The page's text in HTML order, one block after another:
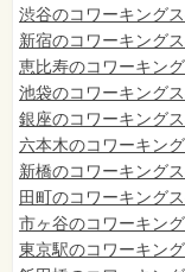
渋谷のコワーキング
新宿のコワーキング
恵比寿のコワーキン
池袋のコワーキング
銀座のコワーキング
六本木のコワーキン
新橋のコワーキング
田町のコワーキング
市ヶ谷のコワーキン
東京駅のコワーキン